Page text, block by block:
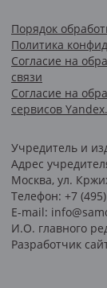
Порядок
Политика
Согласие на
связи
Согласие на
сервисов
Учредитель и
Адрес
Москва, ул.
Телефон: +7
E-mail:
И.О. главного
Разработчик